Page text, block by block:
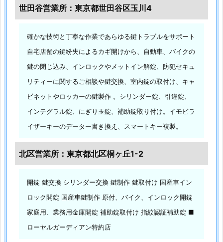
都
千
区
シ
テ
ィ
ホ
テ
リ
モ
キ
ャ
リ
ー
世田谷営業所：東京都世田谷区玉川4
確かな技術と丁寧な作業であらゆる鍵トラブルをサポート
自宅店舗の鍵紛失によるカギ開けから、自動車、バイクの
鍵の閉じ込み、インロックやメットイン解錠、防犯セキュ
リティーに関するご相談や鍵交換、室内錠の取付け、キャ
ビネットやロッカーの鍵製作 。シリンダー錠、引違錠、
インテグラル錠、にぎり玉錠、補助錠取り付け。イモビラ
イザーキーのデーター書き換え、スマートキー複製。
北区営業所：東京都北区桐ヶ丘1-2
開錠 鍵交換 シリンダー交換 鍵制作 鍵取付け 国産車イン
ロック開錠 国産車鍵制作 原付、バイク、インロック開錠
家庭用、業務用金庫開錠 補助錠取付け 指紋認証補助錠 ■
ローヤルガーディアン特約店